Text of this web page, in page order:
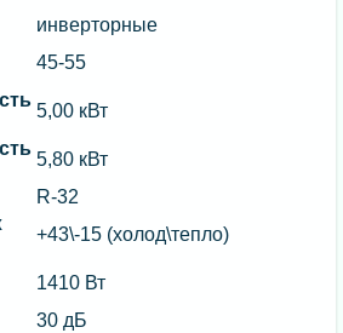
инверторные
45-55
5,00 кВт
5,80 кВт
R-32
+43\-15 (холод\тепло)
1410 Вт
30 дБ